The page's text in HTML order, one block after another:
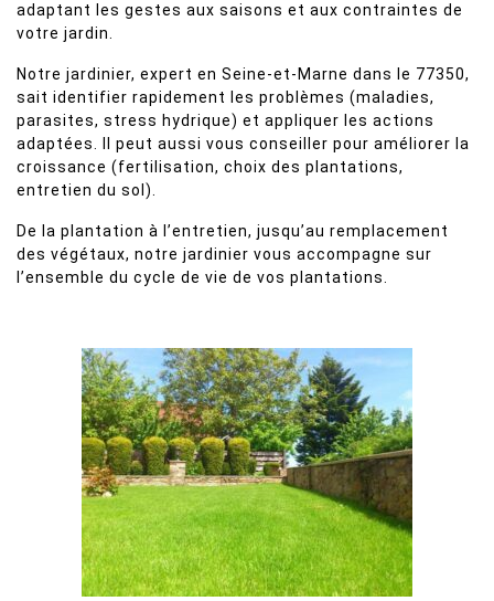
adaptant les gestes aux saisons et aux contraintes de
votre jardin.
Notre jardinier, expert en Seine-et-Marne dans le 77350,
sait identifier rapidement les problèmes (maladies,
parasites, stress hydrique) et appliquer les actions
adaptées. Il peut aussi vous conseiller pour améliorer la
croissance (fertilisation, choix des plantations,
entretien du sol).
De la plantation à l’entretien, jusqu’au remplacement
des végétaux, notre jardinier vous accompagne sur
l’ensemble du cycle de vie de vos plantations.